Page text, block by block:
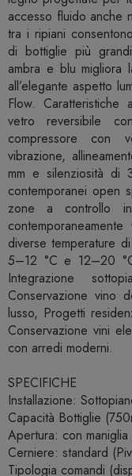
accesso fluido anche
tra i ripiani
di bottiglie più
ambra e blu migliora
all’elegante aspetto
Flow. Caratteristiche
vetro reversibile
compressore con
vibrazione,
mm e silenziosità di
contemporanei open
zone a controllo
diverse temperature
5–12 °C e 12–20
Integrazione
Conservazione vino
lusso, Progetti
Conservazione vini
con arredi moderni.
SPECIFICHE
Installazione:
Capacità Bottiglie
Apertura: con maniglia
Cerniere: standard
Tipologia comandi